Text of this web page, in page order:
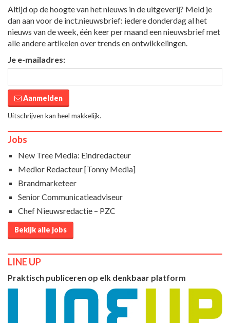
Altijd op de hoogte van het nieuws in de uitgeverij? Meld je
dan aan voor de inct.nieuwsbrief: iedere donderdag al het
nieuws van de week, één keer per maand een nieuwsbrief met
alle andere artikelen over trends en ontwikkelingen.
Je e-mailadres:
Aanmelden
Uitschrijven kan heel makkelijk.
Jobs
New Tree Media: Eindredacteur
Medior Redacteur [Tonny Media]
Brandmarketeer
Senior Communicatieadviseur
Chef Nieuwsredactie – PZC
Bekijk alle jobs
LINE UP
Praktisch publiceren op elk denkbaar platform